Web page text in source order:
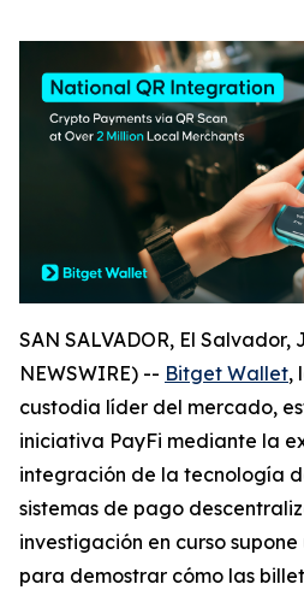
SAN SALVADOR, El Salvador,
NEWSWIRE) -- Bitget Wallet,
custodia líder del mercado,
iniciativa PayFi mediante la
integración de la tecnología
sistemas de pago
investigación en curso
para demostrar cómo las